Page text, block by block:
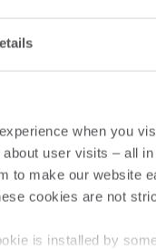
when you
user visits – all
to make our website
cookies are not
is installed by